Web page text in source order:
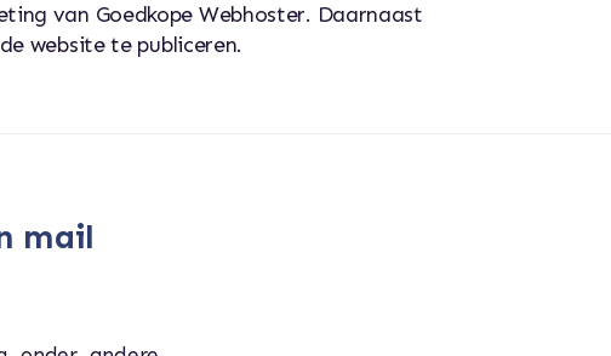
van Goedkope Webhoster. Daarnaast
website te publiceren.
mail